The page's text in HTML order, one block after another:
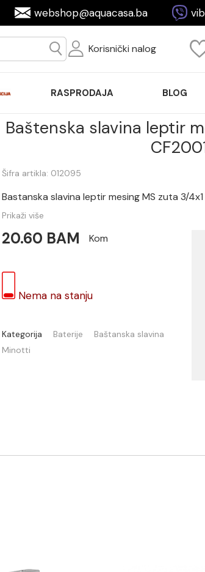
webshop@aquacasa.ba
Korisnički nalog
RASPRODAJA BLOG
Baštenska slavina leptir
Šifra artikla: 012095
Bastanska slavina leptir mesing MS zuta 3/
Prikaži više
20.60 BAM Kom
Nema na stanju
Kategorija Baterije
Baštanska slavina
Minotti